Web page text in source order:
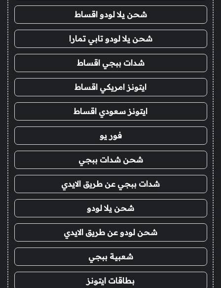
شحن يلا لودو اقساط
شحن يلا لودو تابي تمارا
شدات ببجي اقساط
ايتونز امريكي اقساط
ايتونز سعودي اقساط
فور يو
شحن شدات ببجي
شدات ببجي عن طريق الايدي
شحن يلا لودو
شحن لودو عن طريق الايدي
شعبية ببجي
بطاقات ايتونز